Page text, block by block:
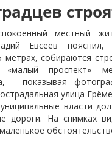
местный
Евсеев пояснил,
собираются
проспект»
- показывая
улица
власти
дороги. На снимках